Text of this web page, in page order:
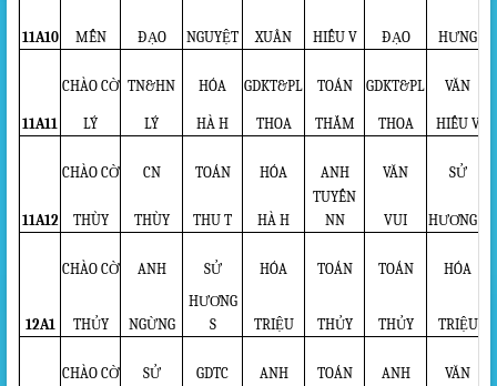
11A10 MẾN ĐẠO NGUYỆT XUÂN HIẾU V ĐẠO HƯNG
11A11
CHÀO CỜ TN&HN HÓA GDKT&PL TOÁN GDKT&PL VĂN
LÝ LÝ HÀ H THOA THẮM THOA HIẾU V
11A12
CHÀO CỜ CN TOÁN HÓA ANH VĂN SỬ
THÙY THÙY THU T HÀ H
TUYẾN
NN
VUI HƯƠNG S
12A1
CHÀO CỜ ANH SỬ HÓA TOÁN TOÁN HÓA
THỦY NGỪNG
HƯƠNG
S
TRIỆU THỦY THỦY TRIỆU
CHÀO CỜ SỬ GDTC ANH TOÁN ANH VĂN